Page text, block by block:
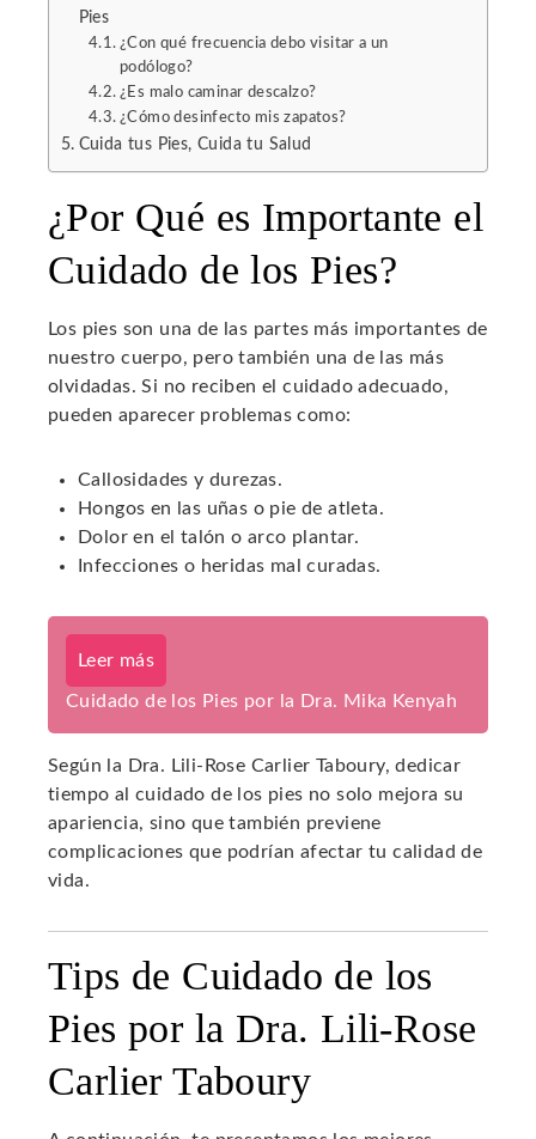
Pies
¿Con qué frecuencia debo visitar a un
podólogo?
¿Es malo caminar descalzo?
¿Cómo desinfecto mis zapatos?
Cuida tus Pies, Cuida tu Salud
¿Por Qué es Importante el
Cuidado de los Pies?
Los pies son una de las partes más importantes de
nuestro cuerpo, pero también una de las más
olvidadas. Si no reciben el cuidado adecuado,
pueden aparecer problemas como:
Callosidades y durezas.
Hongos en las uñas o pie de atleta.
Dolor en el talón o arco plantar.
Infecciones o heridas mal curadas.
Leer más
Cuidado de los Pies por la Dra. Mika Kenyah
Según la Dra. Lili-Rose Carlier Taboury, dedicar
tiempo al cuidado de los pies no solo mejora su
apariencia, sino que también previene
complicaciones que podrían afectar tu calidad de
vida.
Tips de Cuidado de los
Pies por la Dra. Lili-Rose
Carlier Taboury